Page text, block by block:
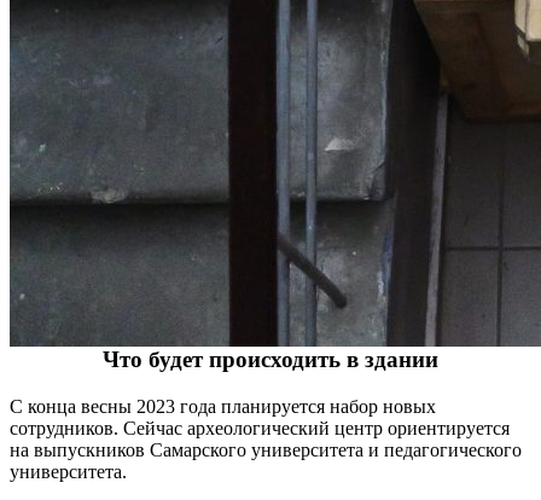
Что будет происходить в здании
С конца весны 2023 года планируется набор новых
сотрудников. Сейчас археологический центр ориентируется
на выпускников Самарского университета и педагогического
университета.